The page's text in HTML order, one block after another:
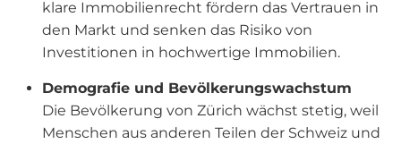
klare Immobilienrecht fördern das Vertrauen in
den Markt und senken das Risiko von
Investitionen in hochwertige Immobilien.
Demografie und Bevölkerungswachstum
Die Bevölkerung von Zürich wächst stetig, weil
Menschen aus anderen Teilen der Schweiz und